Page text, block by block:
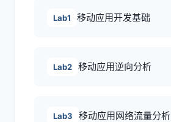
Lab1 移动应用开发基础
Lab2 移动应用逆向分析
Lab3 移动应用网络流量分析